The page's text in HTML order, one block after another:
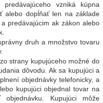
vzniká kúpna
alebo dopĺňať len na základe
predávajúcim ak zákon alebo
druh a množstvo tovaru
strany kupujúceho možné do
dôvodu. Ak sa kupujúci a
objednávky telefonicky, a
kupujúci objednal tovar na
Kupujúci môže